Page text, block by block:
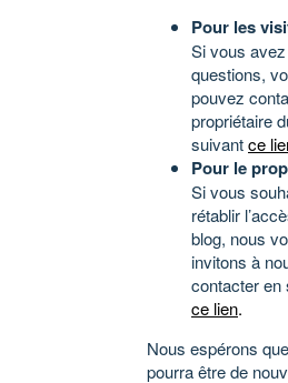
Pour les
Si vous
questions,
pouvez
propriétaire
suivantce
Pour le
Si vous
rétablir
blog, nous
invitons à
contacter en
ce lien.
Nous espérons
pourra être de